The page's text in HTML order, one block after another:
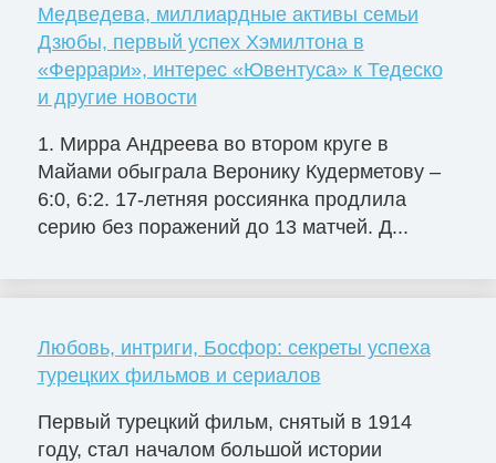
Медведева, миллиардные активы семьи
Дзюбы, первый успех Хэмилтона в
«Феррари», интерес «Ювентуса» к Тедеско
и другие новости
1. Мирра Андреева во втором круге в
Майами обыграла Веронику Кудерметову –
6:0, 6:2. 17-летняя россиянка продлила
серию без поражений до 13 матчей. Д...
Любовь, интриги, Босфор: секреты успеха
турецких фильмов и сериалов
Первый турецкий фильм, снятый в 1914
году, стал началом большой истории